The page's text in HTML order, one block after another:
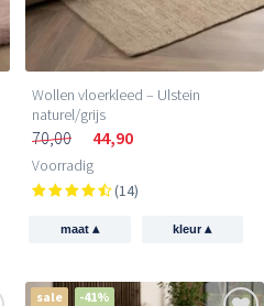
Wollen vloerkleed – Ulstein
naturel/grijs
70,00 44,90
Voorradig
(14)
maat ▴ kleur▴
sale -41%